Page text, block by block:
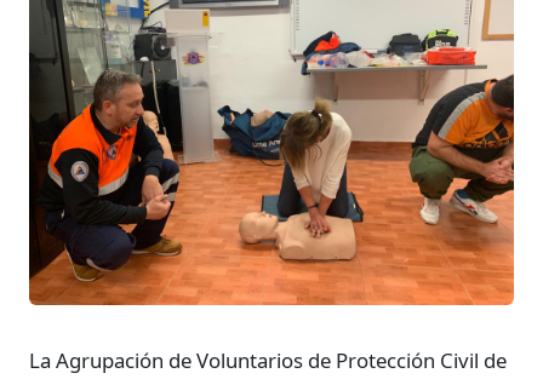
La Agrupación de Voluntarios de Protección Civil de